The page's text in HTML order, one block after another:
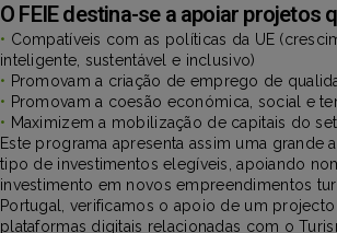
O FEIE destina-se a apoiar projetos
• Compatíveis com as políticas da UE
inteligente, sustentável e inclusivo)
• Promovam a criação de emprego de
• Promovam a coesão económica, social e
• Maximizem a mobilização de capitais do
Este programa apresenta assim uma grande
tipo de investimentos elegíveis, apoiando
investimento em novos empreendimentos
Portugal, verificamos o apoio de um projecto
plataformas digitais relacionadas com o